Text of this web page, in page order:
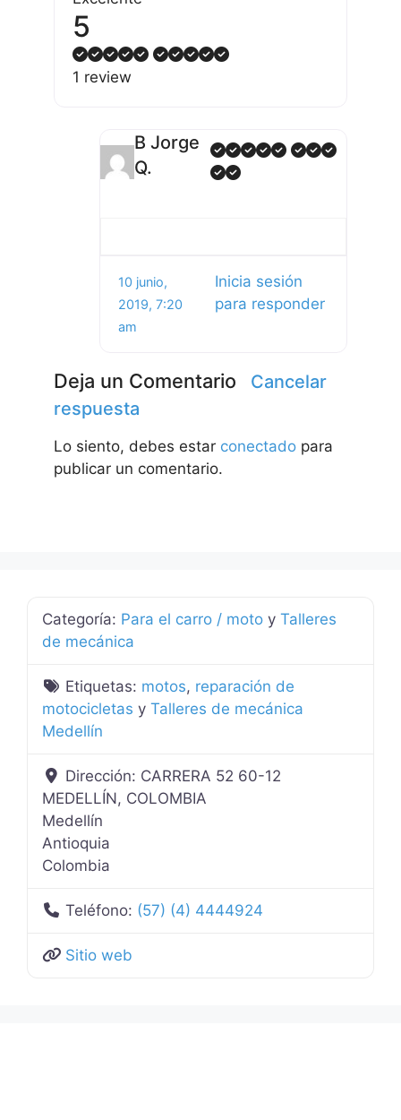
5
1 review
B Jorge
Q.
10 junio,
2019, 7:20
am
Inicia sesión
para responder
Deja un Comentario
Cancelar
respuesta
Lo siento, debes estar conectado para
publicar un comentario.
Categoría: Para el carro / moto y Talleres
de mecánica
Etiquetas: motos, reparación de
motocicletas y Talleres de mecánica
Medellín
Dirección: CARRERA 52 60-12
MEDELLÍN, COLOMBIA
Medellín
Antioquia
Colombia
Teléfono: (57) (4) 4444924
Sitio web